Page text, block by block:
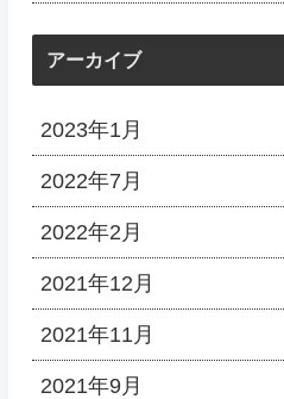
アーカイブ
2023年1月
2022年7月
2022年2月
2021年12月
2021年11月
2021年9月